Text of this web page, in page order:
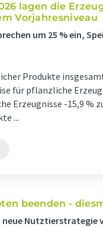
lagen die
Vorjahresniveau
um 25 % ein,
Produkte
für pflanzliche
Erzeugnisse -15,9 %
...
beenden -
neue Nutztierstrategie